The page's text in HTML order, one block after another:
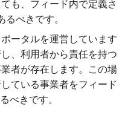
も、フィード内で定義さ
べきです。
ータルを運営しています
、利用者から責任を持つ
者が存在します。この場
ている事業者をフィード
べきです。